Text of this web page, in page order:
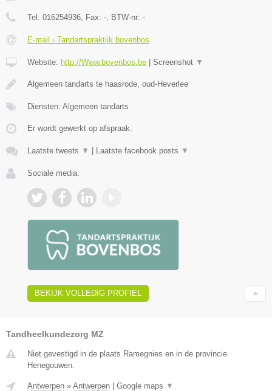
Tel: 016254936 , Fax: - , BTW-nr: -
E-mail › Tandartspraktijk bovenbos
Website: http://Www.bovenbos.be | Screenshot ▼
Algemeen tandarts te haasrode, oud-Heverlee
Diensten: Algemeen tandarts
Er wordt gewerkt op afspraak.
Laatste tweets ▼ | Laatste facebook posts ▼
Sociale media:
BEKIJK VOLLEDIG PROFIEL
Tandheelkundezorg MZ
Niet gevestigd in de plaats Ramegnies en in de provincie
Henegouwen.
Antwerpen » Antwerpen Google maps ▼